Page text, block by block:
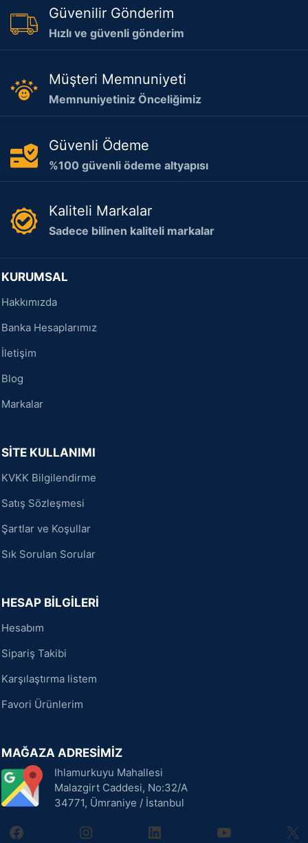
Güvenilir Gönderim
Hızlı ve güvenli gönderim
Müşteri Memnuniyeti
Memnuniyetiniz Önceliğimiz
Güvenli Ödeme
%100 güvenli ödeme altyapısı
Kaliteli Markalar
Sadece bilinen kaliteli markalar
KURUMSAL
Hakkımızda
Banka Hesaplarımız
İletişim
Blog
Markalar
SİTE KULLANIMI
KVKK Bilgilendirme
Satış Sözleşmesi
Şartlar ve Koşullar
Sık Sorulan Sorular
HESAP BİLGİLERİ
Hesabım
Sipariş Takibi
Karşılaştırma listem
Favori Ürünlerim
MAĞAZA ADRESİMİZ
Ihlamurkuyu Mahallesi
Malazgirt Caddesi, No:32/A
34771, Ümraniye / İstanbul
facebookinstagramlinkedin youtube X